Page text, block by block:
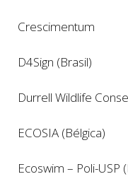
Crescimentum
D4Sign (Brasil)
Durrell Wildlife
ECOSIA (Bélgica)
Ecoswim – Poli-USP